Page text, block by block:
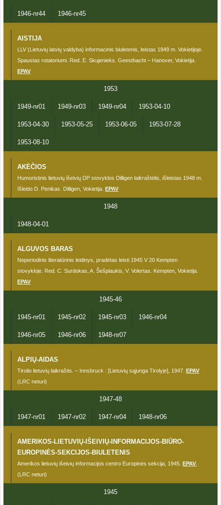
1946-nr44 1946-nr45
AISTIJA
LLV (Lietuvių latvių valdyba) informacinis biuletenis, leistas 1949 m. Vokietijoje.
Spaustas rotatoriumi. Red. E. Skujenieks. Geesthacht – Hanover, Vokietija.
EPAV
1953
1949-nr01 1949-nr03 1949-nr04 1953-04-10
1953-04-30 1953-05-25 1953-06-05 1953-07-28
1953-08-10
AKĖČIOS
Humoristinis lietuvių išeivių DP stovyklos Dilligen laikraštėlis, išleistas 1948 m.
Išleido D. Penikas. Dilligen, Vokietija.EPAV
1948
1948-04-01
ALGUVOS BARAS
Neperiodinis literatūrinis leidinys, pradėtas leisti 1945 V 20 Kempten
stovykloje. Red. C. Surdokas, A. Šešplaukis, V. Volertas. Kempten, Vokietija.
EPAV
1945-46
1945-nr01 1945-nr02 1945-nr03 1946-nr04
1946-nr05 1946-nr06 1948-nr07
ALPIŲ-AIDAS
Tirolio lietuvių laikraštis. – Innsbruck : [Lietuvių sąjunga Tirolyje], 1947.EPAV
(LRC neturi)
1947-48
1947-nr01 1947-nr02 1947-nr04 1948-nr06
AMERIKOS-LIETUVIŲ-IŠEIVIŲ-INFORMACIJOS-BIŪRO-
EUROPINĖS-SEKCIJOS-BIULETENIS
Amerikos lietuvių išeivių informacijos centro Europinės sekcija, 1945.EPAV
(LRC neturi)
1945